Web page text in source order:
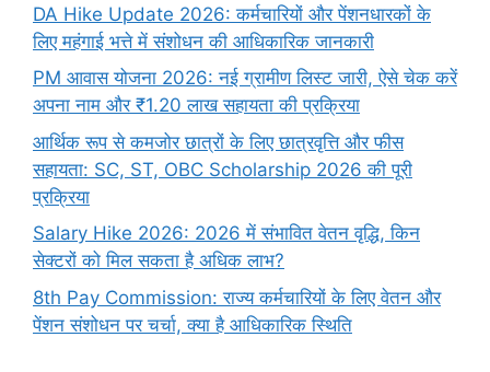
DA Hike Update 2026: कर्मचारियों और पेंशनधारकों के
लिए महंगाई भत्ते में संशोधन की आधिकारिक जानकारी
PM आवास योजना 2026: नई ग्रामीण लिस्ट जारी, ऐसे चेक करें
अपना नाम और ₹1.20 लाख सहायता की प्रक्रिया
आर्थिक रूप से कमजोर छात्रों के लिए छात्रवृत्ति और फीस
सहायता: SC, ST, OBC Scholarship 2026 की पूरी
प्रक्रिया
Salary Hike 2026: 2026 में संभावित वेतन वृद्धि, किन
सेक्टरों को मिल सकता है अधिक लाभ?
8th Pay Commission: राज्य कर्मचारियों के लिए वेतन और
पेंशन संशोधन पर चर्चा, क्या है आधिकारिक स्थिति